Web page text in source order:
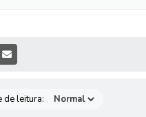
MÍDIAS
de leitura: